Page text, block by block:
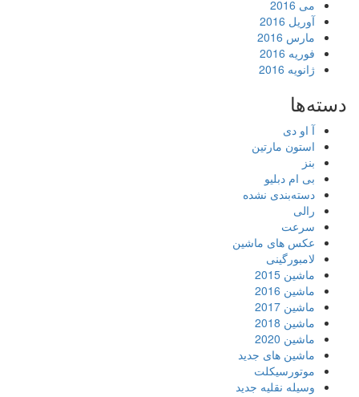
می 2016
آوریل 2016
مارس 2016
فوریه 2016
ژانویه 2016
دسته‌ها
آ او دی
استون مارتین
بنز
بی ام دبلیو
دسته‌بندی نشده
رالی
سرعت
عکس های ماشین
لامبورگینی
ماشین 2015
ماشین 2016
ماشین 2017
ماشین 2018
ماشین 2020
ماشین های جدید
موتورسیکلت
وسیله نقلیه جدید